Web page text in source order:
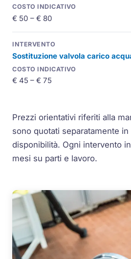
€ 50 – € 80
Sostituzione valvola carico
€ 45 – € 75
Prezzi orientativi riferiti alla
sono quotati separatamente in
disponibilità. Ogni intervento
mesi su parti e lavoro.